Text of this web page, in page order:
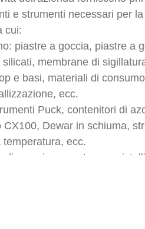
e strumenti necessari per
cui:
piastre a goccia, piastre a
membrane di
e basi, materiali di
ecc.
Puck, contenitori di
CX100, Dewar in schiuma,
ecc.
di campionamento per
microscopio per